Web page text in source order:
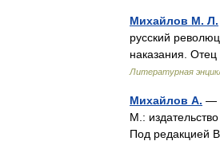
Михайлов М. Л.
русский
наказания.
Литературная
Михайлов А. —
М.:
Под редакцией